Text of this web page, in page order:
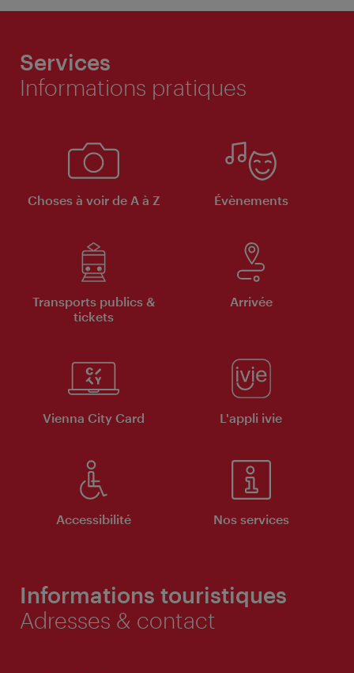
Services
Informations pratiques
Choses à voir de A à Z Évènements
Transports publics &
tickets
Arrivée
Vienna City Card L'appli ivie
Accessibilité Nos services
Informations touristiques
Adresses & contact